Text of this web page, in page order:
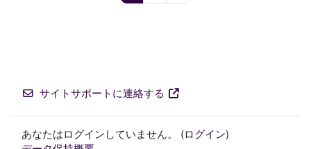
サイトサポートに連絡する
あなたはログインしていません。 (ログイン)